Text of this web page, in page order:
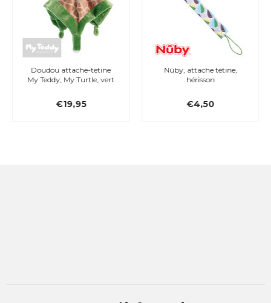
Doudou attache-tétine
My Teddy, My Turtle, vert
€19,95
Nûby, attache tétine,
hérisson
€4,50